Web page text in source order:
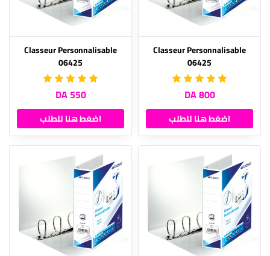
Classeur Personnalisable
06425
800 DA
اضغط هنا للطلب
Classeur Personnalisable
06425
550 DA
اضغط هنا للطلب